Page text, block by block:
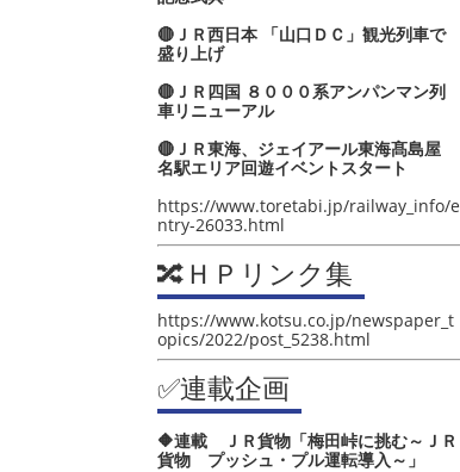
🔴ＪＲ西日本 「山口ＤＣ」観光列車で
盛り上げ
🔴ＪＲ四国 ８０００系アンパンマン列
車リニューアル
🔴ＪＲ東海、ジェイアール東海髙島屋
名駅エリア回遊イベントスタート
https://www.toretabi.jp/railway_info/e
ntry-26033.html
🔀ＨＰリンク集
https://www.kotsu.co.jp/newspaper_t
opics/2022/post_5238.html
✅連載企画
🔶連載 ＪＲ貨物「梅田峠に挑む～ＪＲ
貨物 プッシュ・プル運転導入～」